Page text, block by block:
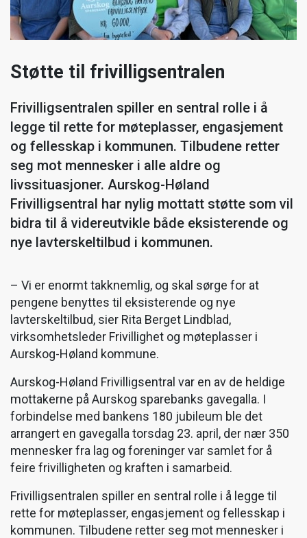
Støtte til frivilligsentralen
Frivilligsentralen spiller en sentral rolle i å
legge til rette for møteplasser, engasjement
og fellesskap i kommunen. Tilbudene retter
seg mot mennesker i alle aldre og
livssituasjoner. Aurskog-Høland
Frivilligsentral har nylig mottatt støtte som vil
bidra til å videreutvikle både eksisterende og
nye lavterskeltilbud i kommunen.
– Vi er enormt takknemlig, og skal sørge for at
pengene benyttes til eksisterende og nye
lavterskeltilbud, sier Rita Berget Lindblad,
virksomhetsleder Frivillighet og møteplasser i
Aurskog-Høland kommune.
Aurskog-Høland Frivilligsentral var en av de heldige
mottakerne på Aurskog sparebanks gavegalla. I
forbindelse med bankens 180 jubileum ble det
arrangert en gavegalla torsdag 23. april, der nær 350
mennesker fra lag og foreninger var samlet for å
feire frivilligheten og kraften i samarbeid.
Frivilligsentralen spiller en sentral rolle i å legge til
rette for møteplasser, engasjement og fellesskap i
kommunen. Tilbudene retter seg mot mennesker i